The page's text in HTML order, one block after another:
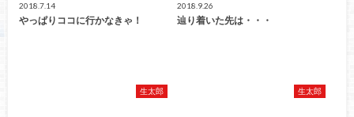
2018.7.14
やっぱりココに行かなきゃ！
2018.9.26
辿り着いた先は・・・
生太郎 生太郎